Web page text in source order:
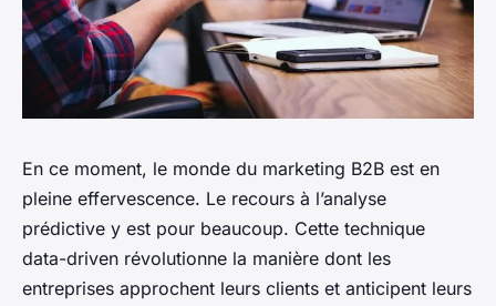
En ce moment, le monde du marketing B2B est en
pleine effervescence. Le recours à l’analyse
prédictive y est pour beaucoup. Cette technique
data-driven révolutionne la manière dont les
entreprises approchent leurs clients et anticipent leurs